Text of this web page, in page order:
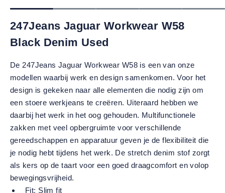
247Jeans Jaguar Workwear W58
Black Denim Used
De 247Jeans Jaguar Workwear W58 is een van onze
modellen waarbij werk en design samenkomen. Voor het
design is gekeken naar alle elementen die nodig zijn om
een stoere werkjeans te creëren. Uiteraard hebben we
daarbij het werk in het oog gehouden. Multifunctionele
zakken met veel opbergruimte voor verschillende
gereedschappen en apparatuur geven je de flexibiliteit die
je nodig hebt tijdens het werk. De stretch denim stof zorgt
als kers op de taart voor een goed draagcomfort en volop
bewegingsvrijheid.
Fit: Slim fit